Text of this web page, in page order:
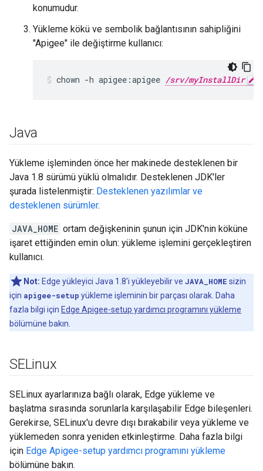
konumudur.
Yükleme kökü ve sembolik bağlantısının sahipliğini
"Apigee" ile değiştirme kullanıcı:
chown -h apigee:apigee /srv/myInstallDir
Java
Yükleme işleminden önce her makinede desteklenen bir
Java 1.8 sürümü yüklü olmalıdır. Desteklenen JDK'ler
şurada listelenmiştir: Desteklenen yazılımlar ve
desteklenen sürümler.
JAVA_HOME ortam değişkeninin şunun için JDK'nin köküne
işaret ettiğinden emin olun: yükleme işlemini gerçekleştiren
kullanıcı.
Not: Edge yükleyici Java 1.8'i yükleyebilir ve JAVA_HOME sizin
için apigee-setup yükleme işleminin bir parçası olarak. Daha
fazla bilgi için Edge Apigee-setup yardımcı programını yükleme
bölümüne bakın.
SELinux
SELinux ayarlarınıza bağlı olarak, Edge yükleme ve
başlatma sırasında sorunlarla karşılaşabilir Edge bileşenleri.
Gerekirse, SELinux'u devre dışı bırakabilir veya yükleme ve
yüklemeden sonra yeniden etkinleştirme. Daha fazla bilgi
için Edge Apigee-setup yardımcı programını yükleme
bölümüne bakın.